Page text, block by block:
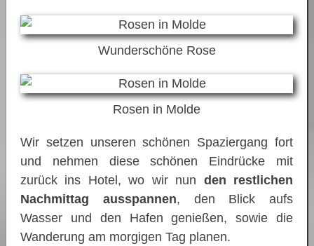
Wunderschöne Rose
Rosen in Molde
Wir setzen unseren schönen Spaziergang fort
und nehmen diese schönen Eindrücke mit
zurück ins Hotel, wo wir nun den restlichen
Nachmittag ausspannen, den Blick aufs
Wasser und den Hafen genießen, sowie die
Wanderung am morgigen Tag planen.